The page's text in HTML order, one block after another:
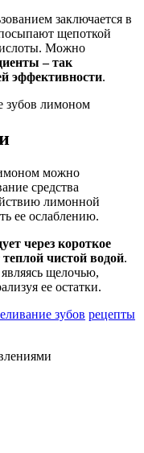
заключается в
щепоткой
Можно
– так
эффективности.
можно
средства
лимонной
ее ослаблению.
через короткое
чистой водой.
щелочью,
ее остатки.
зубов рецепты